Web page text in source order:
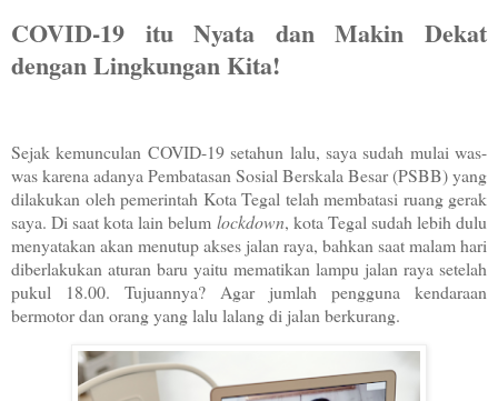
COVID-19 itu Nyata dan Makin Dekat
dengan Lingkungan Kita!
Sejak kemunculan COVID-19 setahun lalu, saya sudah mulai was-
was karena adanya Pembatasan Sosial Berskala Besar (PSBB) yang
dilakukan oleh pemerintah Kota Tegal telah membatasi ruang gerak
saya. Di saat kota lain belum lockdown, kota Tegal sudah lebih dulu
menyatakan akan menutup akses jalan raya, bahkan saat malam hari
diberlakukan aturan baru yaitu mematikan lampu jalan raya setelah
pukul 18.00. Tujuannya? Agar jumlah pengguna kendaraan
bermotor dan orang yang lalu lalang di jalan berkurang.